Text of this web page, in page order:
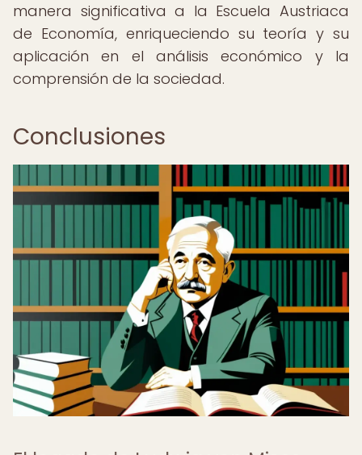
manera significativa a la Escuela Austriaca
de Economía, enriqueciendo su teoría y su
aplicación en el análisis económico y la
comprensión de la sociedad.
Conclusiones